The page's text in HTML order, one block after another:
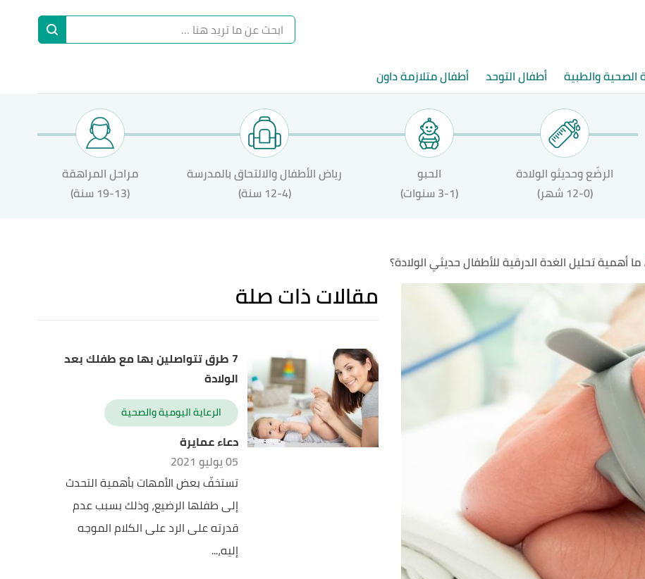
الصحية والطبية أطفال التوحد أطفال متلازمة داون
الرضّع وحديثو الولادة
(12-0 شهر)
الحبو
(3-1 سنوات)
رياض الأطفال والالتحاق بالمدرسة
(12-4 سنة)
مراحل المراهقة
(19-13 سنة)
ما أهمية تحليل الغدة الدرقية للأطفال حديثي الولادة؟
مقالات ذات صلة
7 طرق تتواصلين بها مع طفلك بعد
الولادة
الرعاية اليومية والصحية
دعاء عمايرة
05 يوليو 2021
تستخفّ بعض الأمهات بأهمية التحدث
إلى طفلها الرضيع، وذلك بسبب عدم
قدرته على الرد على الكلام الموجه
إليه،...